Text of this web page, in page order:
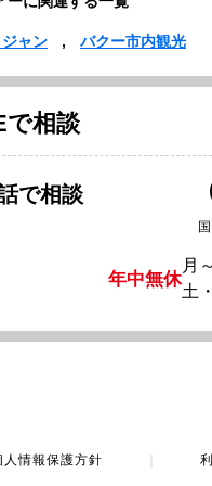
ャン バクー市内観光
で相談
で相談
年中無休
月
土
人情報保護方針